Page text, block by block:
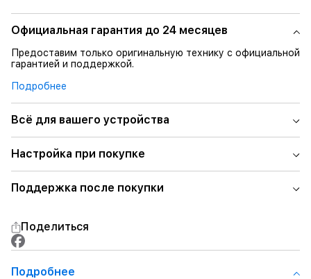
Официальная гарантия до 24 месяцев
Предоставим только оригинальную технику с официальной
гарантией и поддержкой.
Подробнее
Всё для вашего устройства
Настройка при покупке
Поддержка после покупки
Поделиться
Подробнее